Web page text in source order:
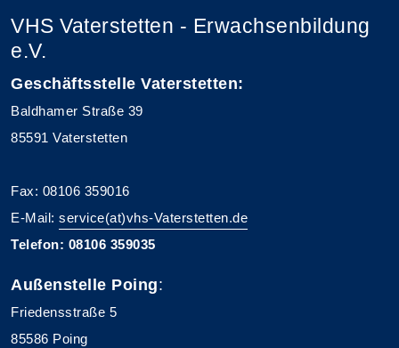
VHS Vaterstetten - Erwachsenbildung
e.V.
Geschäftsstelle Vaterstetten:
Baldhamer Straße 39
85591 Vaterstetten
Fax: 08106 359016
E-Mail: service(at)vhs-Vaterstetten.de
Telefon: 08106 359035
Außenstelle Poing:
Friedensstraße 5
85586 Poing